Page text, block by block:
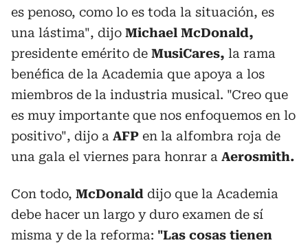
es penoso, como lo es toda la situación, es
una lástima", dijo Michael McDonald,
presidente emérito de MusiCares, la rama
benéfica de la Academia que apoya a los
miembros de la industria musical. "Creo que
es muy importante que nos enfoquemos en lo
positivo", dijo a AFP en la alfombra roja de
una gala el viernes para honrar a Aerosmith.
Con todo, McDonald dijo que la Academia
debe hacer un largo y duro examen de sí
misma y de la reforma: "Las cosas tienen